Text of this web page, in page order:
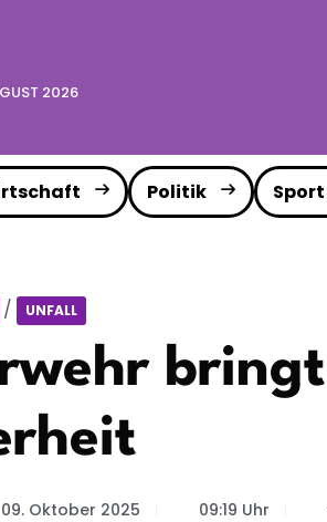
2026
Politik Sport
/ UNFALL
09. Oktober 2025 09:19 Uhr